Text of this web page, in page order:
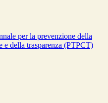
per la prevenzione della
e della trasparenza (PTPCT)